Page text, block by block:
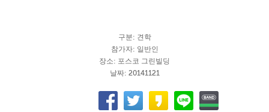
구분: 견학
참가자: 일반인
장소: 포스코 그린빌딩
날짜: 20141121